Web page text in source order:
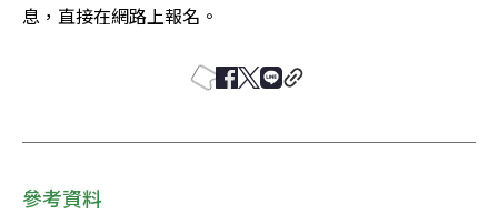
息，直接在網路上報名。
參考資料